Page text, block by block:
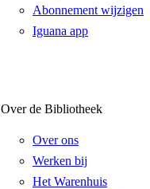
Abonnement wijzigen
Iguana app
Over de Bibliotheek
Over ons
Werken bij
Het Warenhuis